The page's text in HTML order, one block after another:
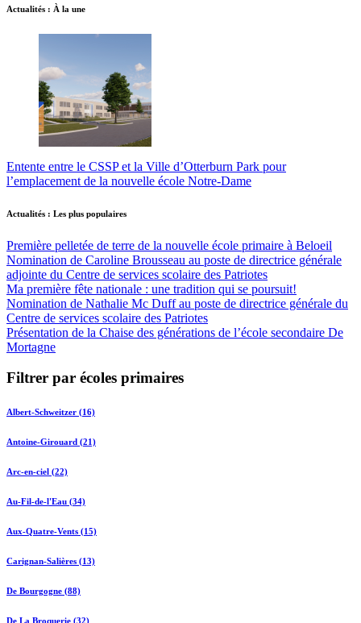
Actualités : À la une
Entente entre le CSSP et la Ville d’Otterburn Park pour
l’emplacement de la nouvelle école Notre-Dame
Actualités : Les plus populaires
Première pelletée de terre de la nouvelle école primaire à Beloeil
Nomination de Caroline Brousseau au poste de directrice générale
adjointe du Centre de services scolaire des Patriotes
Ma première fête nationale : une tradition qui se poursuit!
Nomination de Nathalie Mc Duff au poste de directrice générale du
Centre de services scolaire des Patriotes
Présentation de la Chaise des générations de l’école secondaire De
Mortagne
Filtrer par écoles primaires
Albert-Schweitzer (16)
Antoine-Girouard (21)
Arc-en-ciel (22)
Au-Fil-de-l'Eau (34)
Aux-Quatre-Vents (15)
Carignan-Salières (13)
De Bourgogne (88)
De La Broquerie (32)